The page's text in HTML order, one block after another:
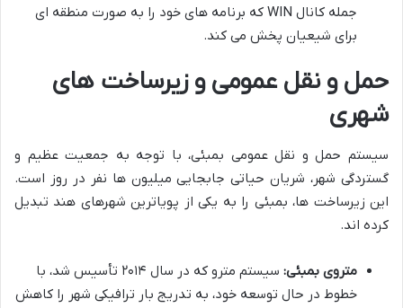
جمله کانال WIN که برنامه های خود را به صورت منطقه ای
برای شیعیان پخش می کند.
حمل و نقل عمومی و زیرساخت های
شهری
سیستم حمل و نقل عمومی بمبئی، با توجه به جمعیت عظیم و
گستردگی شهر، شریان حیاتی جابجایی میلیون ها نفر در روز است.
این زیرساخت ها، بمبئی را به یکی از پویاترین شهرهای هند تبدیل
کرده اند.
متروی بمبئی:
سیستم مترو که در سال ۲۰۱۴ تأسیس شد، با
خطوط در حال توسعه خود، به تدریج بار ترافیکی شهر را کاهش